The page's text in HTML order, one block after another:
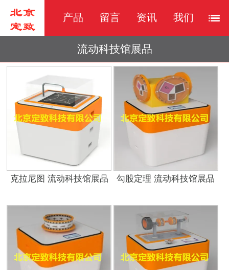
产品 留言 资讯 我们
流动科技馆展品
克拉尼图 流动科技馆展品 勾股定理 流动科技馆展品